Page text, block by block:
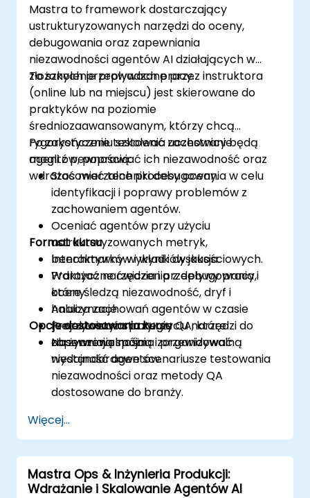
Mastra.
Mastra to framework dostarczający
ustrukturyzowanych narzędzi do oceny,
debugowania oraz zapewniania
niezawodności agentów AI działających w
złożonych przepływach pracy.
To szkolenie prowadzone przez instruktora
(online lub na miejscu) jest skierowane do
praktyków na poziomie
średniozaawansowanym, którzy chcą
rygorystycznie testować zachowanie
agentów, poprawiać ich niezawodność oraz
wdrażać mierzalne procesy oceny.
Po zakończeniu szkolenia uczestnicy będą
mogli z pewnością:
Stosować techniki debugowania w celu
identyfikacji i poprawy problemów z
zachowaniem agentów.
Oceniać agentów przy użyciu
ustrukturyzowanych metryk,
benchmarków i wyników jakościowych.
Wdrażać narzędzia i przepływy pracy,
które śledzą niezawodność, dryf i
halucynacje.
Projektować strategie QA, które
zapewniają spójną i przewidywalną
wydajność agentów.
Format kursu
Interaktywny wykład i dyskusja.
Praktyczne ćwiczenia z debugowania i
oceny.
Analiza zachowań agentów w czasie
rzeczywistym przy użyciu narzędzi do
obserwowalności.
Opcje dostosowania kursu
Na życzenie można zorganizować
niestandardowe scenariusze testowania
niezawodności oraz metody QA
dostosowane do branży.
Więcej...
Mastra Ops & Inżynieria Produkcji:
Wdrażanie i Skalowanie Agentów AI